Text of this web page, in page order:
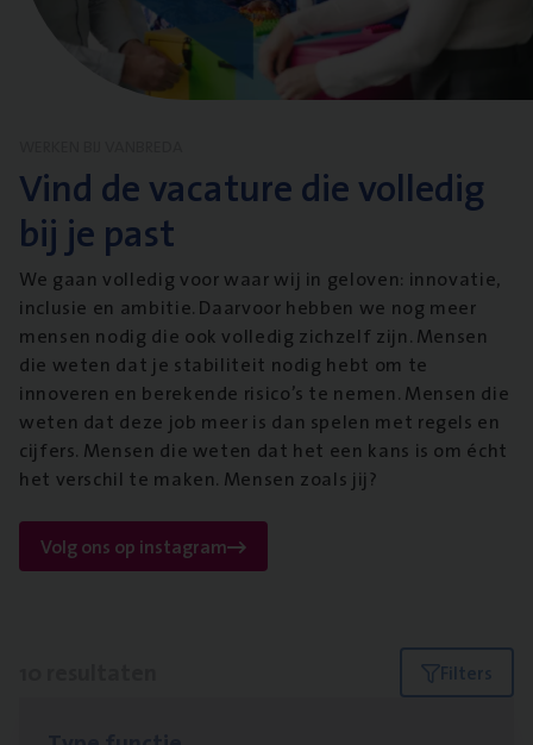
Vind de vacature die volledig
bij je past
We gaan volledig voor waar wij in geloven: innovatie,
inclusie en ambitie. Daarvoor hebben we nog meer
mensen nodig die ook volledig zichzelf zijn. Mensen
die weten dat je stabiliteit nodig hebt om te
innoveren en berekende risico’s te nemen. Mensen die
weten dat deze job meer is dan spelen met regels en
cijfers. Mensen die weten dat het een kans is om écht
het verschil te maken. Mensen zoals jij?
Volg ons op instagram
Filters